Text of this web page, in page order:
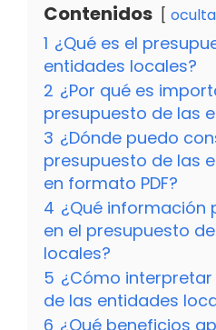
Contenidos
1 ¿Qué es el
entidades locales?
2 ¿Por qué es
presupuesto de las
3 ¿Dónde puedo
presupuesto de las
en formato PDF?
4 ¿Qué información
en el presupuesto
locales?
5 ¿Cómo
de las entidades
6 ¿Qué beneficios